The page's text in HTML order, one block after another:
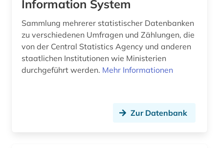
firmeninformation (1)
fischerei (1)
forschung (2)
forschungsdaten (1)
fortschrittsbericht (1)
Information System
Sammlung mehrerer statistischer Datenbanken
zu verschiedenen Umfragen und Zählungen, die
von der Central Statistics Agency und anderen
staatlichen Institutionen wie Ministerien
durchgeführt werden. Mehr Informationen
Zur Datenbank